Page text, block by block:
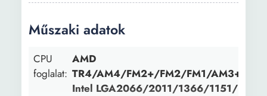
Műszaki adatok
CPU
foglalat:
AMD
TR4/AM4/FM2+/FM2/FM1/AM3+/
Intel LGA2066/2011/1366/1151/